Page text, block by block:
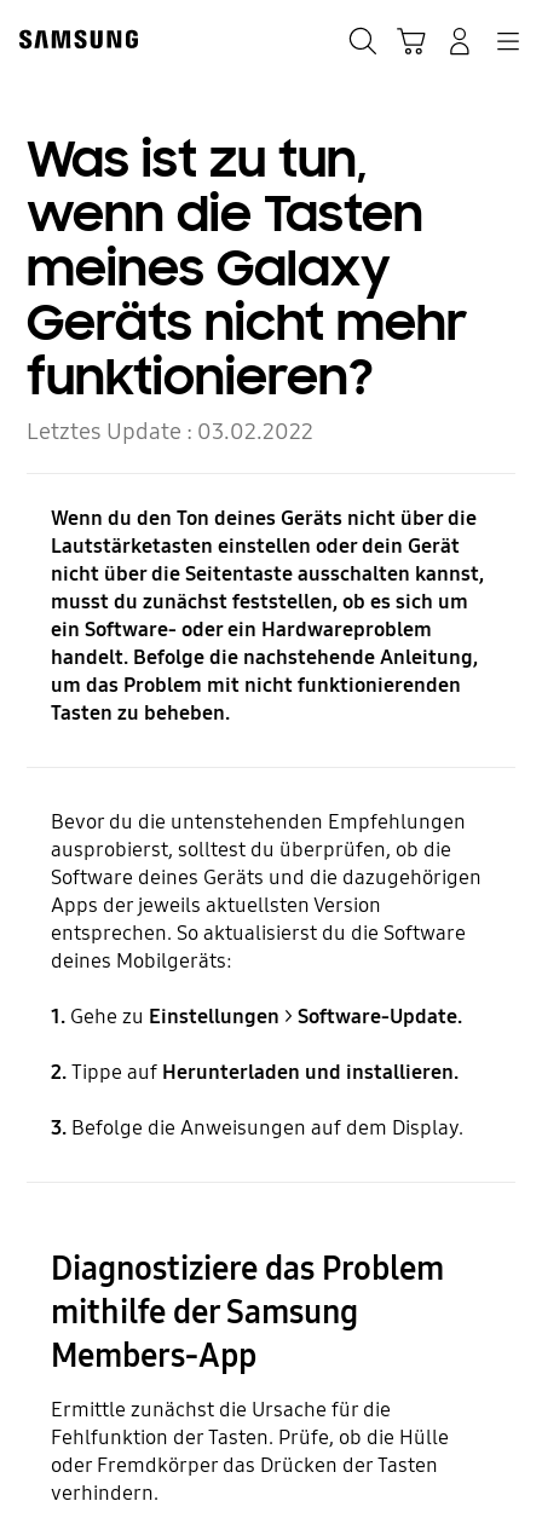
content
Was ist zu tun,
wenn die Tasten
meines Galaxy
Geräts nicht mehr
funktionieren?
Letztes Update : 03.02.2022
Wenn du den Ton deines Geräts nicht über die
Lautstärketasten einstellen oder dein Gerät
nicht über die Seitentaste ausschalten kannst,
musst du zunächst feststellen, ob es sich um
ein Software- oder ein Hardwareproblem
handelt. Befolge die nachstehende Anleitung,
um das Problem mit nicht funktionierenden
Tasten zu beheben.
Bevor du die untenstehenden Empfehlungen
ausprobierst, solltest du überprüfen, ob die
Software deines Geräts und die dazugehörigen
Apps der jeweils aktuellsten Version
entsprechen. So aktualisierst du die Software
deines Mobilgeräts:
1. Gehe zu Einstellungen >Software-Update.
2.Tippe auf Herunterladen und installieren.
3. Befolge die Anweisungen auf dem Display.
Diagnostiziere das Problem
mithilfe der Samsung
Members-App
Ermittle zunächst die Ursache für die
Fehlfunktion der Tasten. Prüfe, ob die Hülle
oder Fremdkörper das Drücken der Tasten
verhindern.